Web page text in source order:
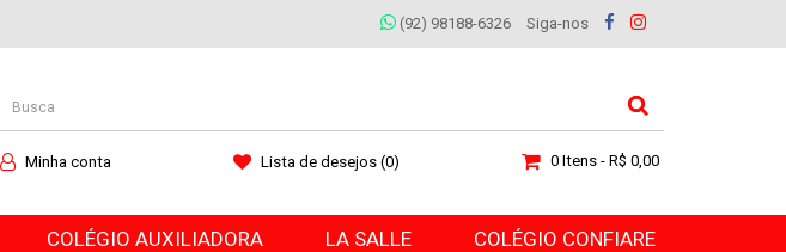
(92) 98188-6326 Siga-nos
Minha conta Lista de desejos (0) 0 Itens - R$ 0,00
COLÉGIO AUXILIADORA LA SALLE COLÉGIO CONFIARE